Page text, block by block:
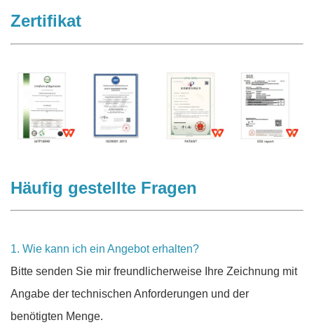
Zertifikat
Häufig gestellte Fragen
1. Wie kann ich ein Angebot erhalten?
Bitte senden Sie mir freundlicherweise Ihre Zeichnung mit
Angabe der technischen Anforderungen und der
benötigten Menge.